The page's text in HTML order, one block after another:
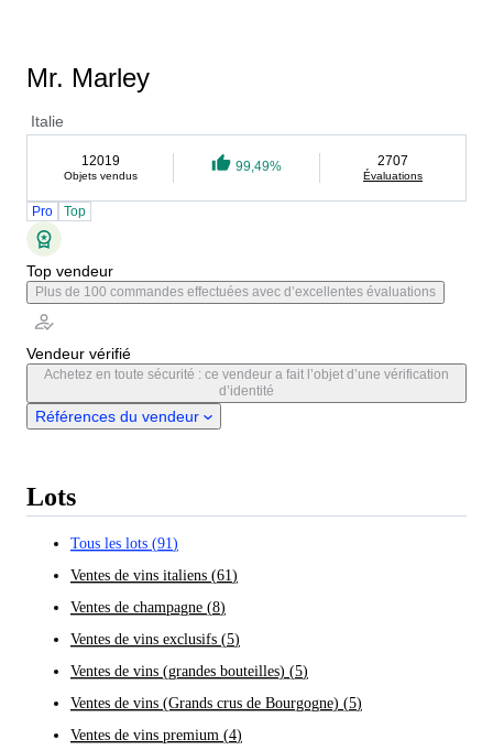
Mr. Marley
Italie
12019
Objets vendus
99,49% 2707
Évaluations
Pro Top
Top vendeur
Plus de 100 commandes effectuées avec d’excellentes évaluations
Vendeur vérifié
Achetez en toute sécurité : ce vendeur a fait l’objet d’une vérification
d’identité
Références du vendeur
Lots
Tous les lots (91)
Ventes de vins italiens (61)
Ventes de champagne (8)
Ventes de vins exclusifs (5)
Ventes de vins (grandes bouteilles) (5)
Ventes de vins (Grands crus de Bourgogne) (5)
Ventes de vins premium (4)